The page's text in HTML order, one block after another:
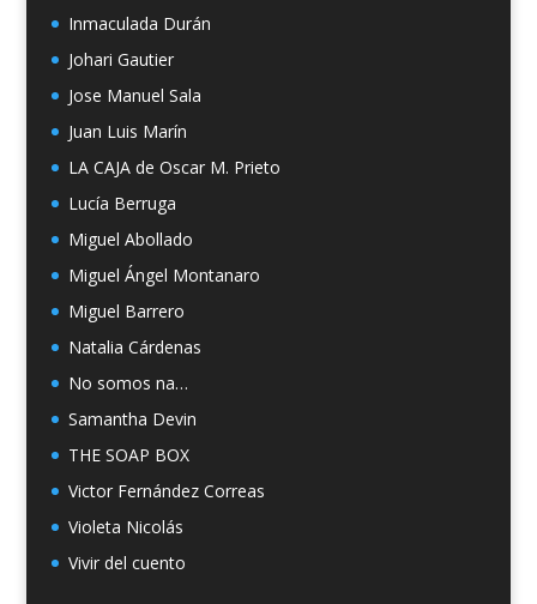
Inmaculada Durán
Johari Gautier
Jose Manuel Sala
Juan Luis Marín
LA CAJA de Oscar M. Prieto
Lucía Berruga
Miguel Abollado
Miguel Ángel Montanaro
Miguel Barrero
Natalia Cárdenas
No somos na…
Samantha Devin
THE SOAP BOX
Victor Fernández Correas
Violeta Nicolás
Vivir del cuento